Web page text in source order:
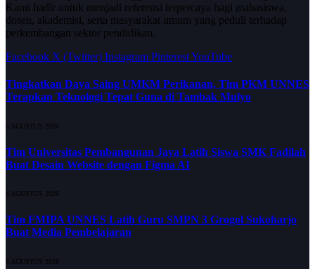
Kami hadir untuk menjadi referensi terpercaya bagi mahasiswa,
dosen, akademisi, serta masyarakat umum yang peduli terhadap
perkembangan sektor pendidikan.
Facebook X (Twitter) Instagram PinterestYouTube
Tingkatkan Daya Saing UMKM Perikanan, Tim PKM UNNES
Terapkan Teknologi Tepat Guna di Tambak Mulyo
5 AGUSTUS 2026
Tim Universitas Pembangunan Jaya Latih Siswa SMK Fadilah
Buat Desain Website dengan Figma AI
4 AGUSTUS 2026
Tim FMIPA UNNES Latih Guru SMPN 3 Grogol Sukoharjo
Buat Media Pembelajaran
3 AGUSTUS 2026